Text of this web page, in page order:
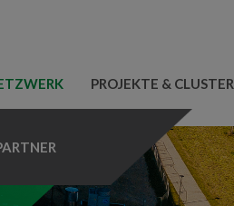
PROJEKTE & CLUSTER